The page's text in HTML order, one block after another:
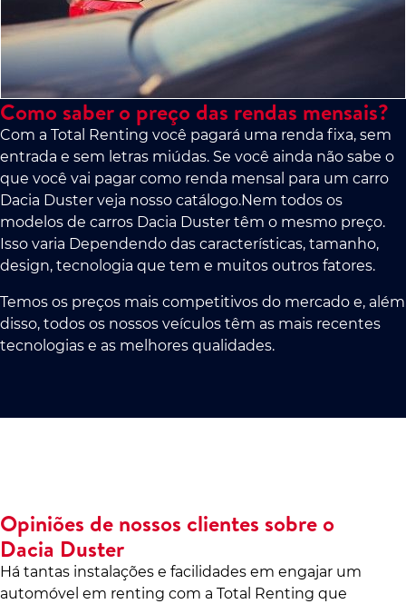
Como saber o preço das rendas mensais?
Com a Total Renting você pagará uma renda fixa, sem
entrada e sem letras miúdas. Se você ainda não sabe o
que você vai pagar como renda mensal para um carro
Dacia Duster veja nosso catálogo.Nem todos os
modelos de carros Dacia Duster têm o mesmo preço.
Isso varia Dependendo das características, tamanho,
design, tecnologia que tem e muitos outros fatores.
Temos os preços mais competitivos do mercado e, além
disso, todos os nossos veículos têm as mais recentes
tecnologias e as melhores qualidades.
Opiniões de nossos clientes sobre o
Dacia Duster
Há tantas instalações e facilidades em engajar um
automóvel em renting com a Total Renting que